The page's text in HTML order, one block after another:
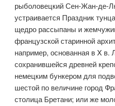
рыболовецкий Сен-Жан-де-
устраивается Праздник
щедро рассыпаны и
французской старинной
например, основанная в X в.
сохранившейся древней
немецким бункером для
шестой по величине город
столица Бретани; или же